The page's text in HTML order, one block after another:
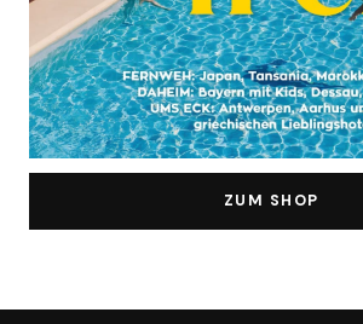
ZUM SHOP